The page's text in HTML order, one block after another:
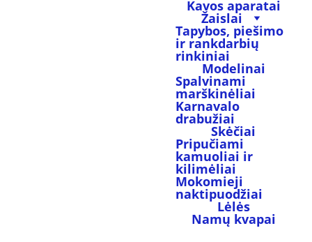
Kavos aparatai
Žaislai
Tapybos, piešimo
ir rankdarbių
rinkiniai
Modelinai
Spalvinami
marškinėliai
Karnavalo
drabužiai
Skėčiai
Pripučiami
kamuoliai ir
kilimėliai
Mokomieji
naktipuodžiai
Lėlės
Namų kvapai